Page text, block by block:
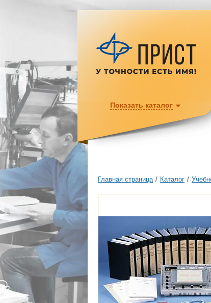
Показать каталог
Главная страница / Каталог /